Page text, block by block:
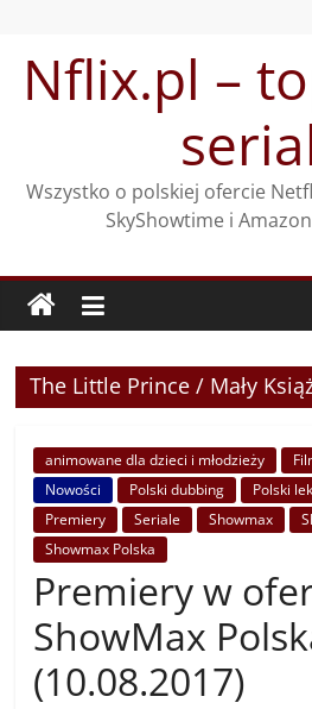
treściNflix.pl –
Wszystko o polskiej ofercie
SkyShowtime i
The Little Prince / Mały
animowane dla dzieci i młodzieży
Nowości
Polski dubbing Polski
Premiery
Seriale Showmax
Showmax Polska
Premiery w
ShowMax
(10.08.2017)